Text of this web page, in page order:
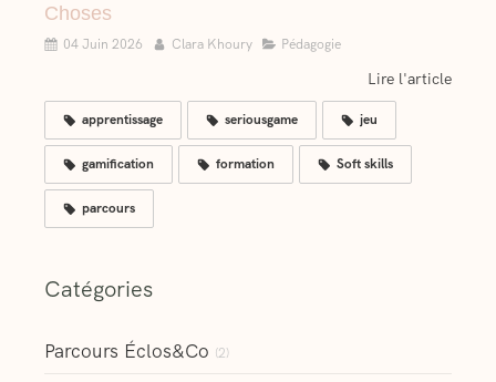
Choses
04 Juin 2026 Clara Khoury Pédagogie
Lire l'article
apprentissage seriousgame jeu
gamification formation Soft skills
parcours
Catégories
Parcours Éclos&Co (2)